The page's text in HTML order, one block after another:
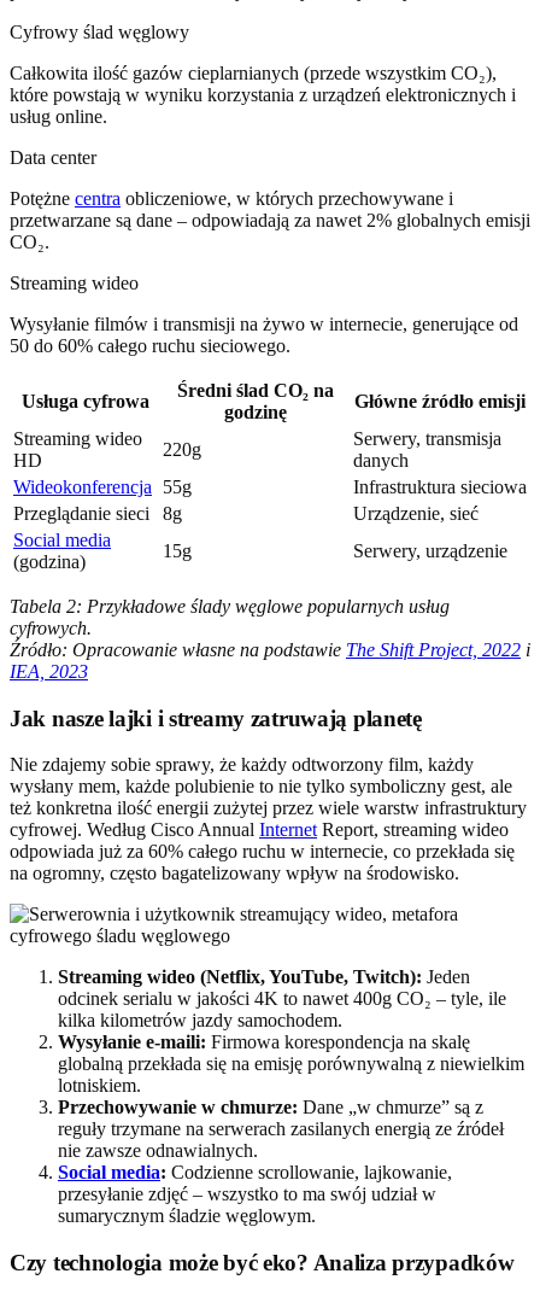
Cyfrowy ślad węglowy
Całkowita ilość gazów cieplarnianych (przede wszystkim CO₂),
które powstają w wyniku korzystania z urządzeń elektronicznych i
usług online.
Data center
Potężne centra obliczeniowe, w których przechowywane i
przetwarzane są dane – odpowiadają za nawet 2% globalnych emisji
CO₂.
Streaming wideo
Wysyłanie filmów i transmisji na żywo w internecie, generujące od
50 do 60% całego ruchu sieciowego.
Usługa cyfrowa
Średni ślad CO₂ na
godzinę
Główne źródło emisji
Streaming wideo
HD
220g
Serwery, transmisja
danych
Wideokonferencja
55g
Infrastruktura sieciowa
Przeglądanie sieci
8g
Urządzenie, sieć
Social media
(godzina)
15g Serwery, urządzenie
Tabela 2: Przykładowe ślady węglowe popularnych usług
cyfrowych.
Źródło: Opracowanie własne na podstawie The Shift Project, 2022 i
IEA, 2023
Jak nasze lajki i streamy zatruwają planetę
Nie zdajemy sobie sprawy, że każdy odtworzony film, każdy
wysłany mem, każde polubienie to nie tylko symboliczny gest, ale
też konkretna ilość energii zużytej przez wiele warstw infrastruktury
cyfrowej. Według Cisco Annual Internet Report, streaming wideo
odpowiada już za 60% całego ruchu w internecie, co przekłada się
na ogromny, często bagatelizowany wpływ na środowisko.
Streaming wideo (Netflix, YouTube, Twitch): Jeden
odcinek serialu w jakości 4K to nawet 400g CO₂ – tyle, ile
kilka kilometrów jazdy samochodem.
Wysyłanie e-maili: Firmowa korespondencja na skalę
globalną przekłada się na emisję porównywalną z niewielkim
lotniskiem.
Przechowywanie w chmurze: Dane „w chmurze” są z
reguły trzymane na serwerach zasilanych energią ze źródeł
nie zawsze odnawialnych.
Social media: Codzienne scrollowanie, lajkowanie,
przesyłanie zdjęć – wszystko to ma swój udział w
sumarycznym śladzie węglowym.
Czy technologia może być eko? Analiza przypadków